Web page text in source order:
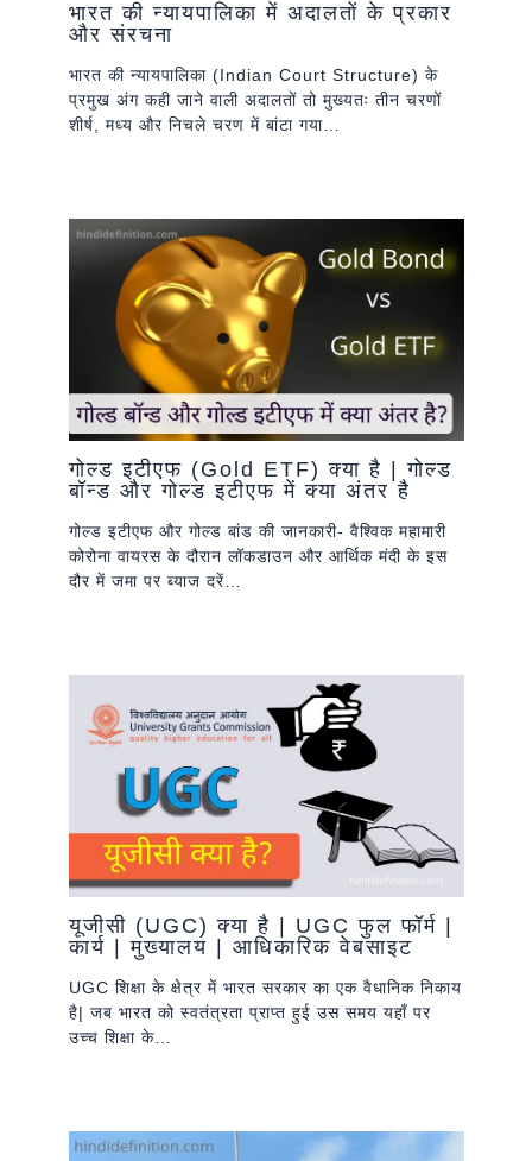
भारत की न्यायपालिका में अदालतों के प्रकार
और संरचना
भारत की न्यायपालिका (Indian Court Structure) के
प्रमुख अंग कही जाने वाली अदालतों तो मुख्यतः तीन चरणों
शीर्ष, मध्य और निचले चरण में बांटा गया…
गोल्ड इटीएफ (Gold ETF) क्या है | गोल्ड
बॉन्ड और गोल्ड इटीएफ में क्या अंतर है
गोल्ड इटीएफ और गोल्ड बांड की जानकारी- वैश्विक महामारी
कोरोना वायरस के दौरान लॉकडाउन और आर्थिक मंदी के इस
दौर में जमा पर ब्याज दरें…
यूजीसी (UGC) क्या है | UGC फुल फॉर्म |
कार्य | मुख्यालय | आधिकारिक वेबसाइट
UGC शिक्षा के क्षेत्र में भारत सरकार का एक वैधानिक निकाय
है| जब भारत को स्वतंत्रता प्राप्त हुई उस समय यहाँ पर
उच्च शिक्षा के…